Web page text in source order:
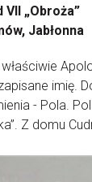
VII „Obroża”
Jabłonna
imię.
- Pola.
Z domu